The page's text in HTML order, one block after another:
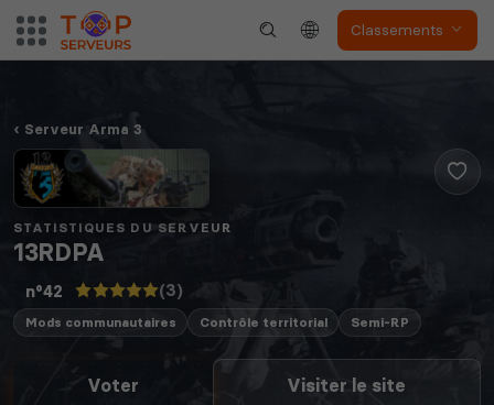
Classements
Serveur Arma 3
STATISTIQUES DU SERVEUR
13RDPA
n°42 (3)
Mods communautaires Contrôle territorial Semi-RP
Voter Visiter le site